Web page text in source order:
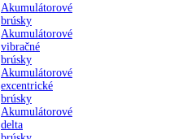
Akumulátorové
brúsky
Akumulátorové
vibračné
brúsky
Akumulátorové
excentrické
brúsky
Akumulátorové
delta